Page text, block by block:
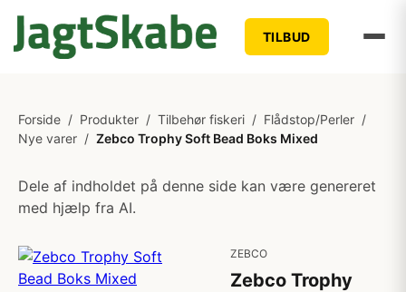
TILBUD
Forside / Produkter / Tilbehør fiskeri / Flådstop/Perler /
Nye varer / Zebco Trophy Soft Bead Boks Mixed
Dele af indholdet på denne side kan være genereret
med hjælp fra AI.
ZEBCO
Zebco Trophy